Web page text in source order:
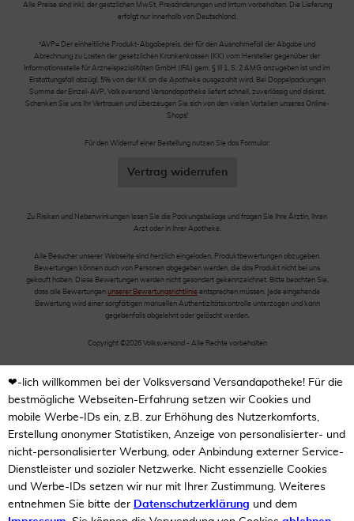
Alle Preise sind inkl. der gestzlichen MwSt. Preisänderungen und Irrtum vorbehalten. Die Lieferung
erfolgt nur innerhalb von Deutschland.
*AVP= Der einheitliche Produkt-Abgabepreis, der für den Ausnahmefall der Abgabe und
Abrechnung zu Lasten der gesetzlichen Krankenkassen (KK) vom Hersteller gegenüber der
Informationsstelle für Arzneispezialitäten GmbH (IFA) gem. § III 1, S. 2 AMG anzugeben ist und im
Erstattungsfall abzügl. 5% von der KK an die Apotheke ausgezahlt wird. Bei Doppelpackungen
Summe der Einzel-AVP. Volksversand Versandapotheke liefert schnell, zuverlässig und diskret.
Schenken Sie uns Ihr Vertrauen und überzeugen Sie sich von den vielen Vorteilen unseres Online-
Shops!
Für den Widerruf einer Bestellung nutzen Sie das Formular:
Vertrag widerrufen
Zu Risiken und Nebenwirkungen lesen Sie die Packungsbeilage und fragen Sie Ihre Ärztin, Ihren
Arzt oder in Ihrer Apotheke.
Alle Besucher unserer Webseite sind herzlich eingeladen, Produktbewertungen abzugeben.
Bewertungen können auch von Personen abgegeben werden, die das Produkt nicht bei uns
gekauft haben. Diese Bewertungen werden nicht gesondert gekennzeichnet. Bitte beachten Sie,
dass alle Bewertungen unserer Bewertungsrichtlinie entsprechen müssen. Jede eingehende
Bewertung wird einer sorgfältigen manuellen Authentizitätskontrolle unterzogen und kann
gegebenfalls abgelehnt oder gelöscht werden.
Copyright ©2026 Volksversand - Alle Rechte vorbehalten
❤-lich willkommen bei der Volksversand Versandapotheke! Für die
bestmögliche Webseiten-Erfahrung setzen wir Cookies und
mobile Werbe-IDs ein, z.B. zur Erhöhung des Nutzerkomforts,
Erstellung anonymer Statistiken, Anzeige von personalisierter- und
nicht-personalisierter Werbung, oder Anbindung externer Service-
Dienstleister und sozialer Netzwerke. Nicht essenzielle Cookies
und Werbe-IDs setzen wir nur mit Ihrer Zustimmung. Weiteres
entnehmen Sie bitte der Datenschutzerklärung und dem